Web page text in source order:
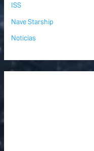
ISS
Nave Starship
Noticias